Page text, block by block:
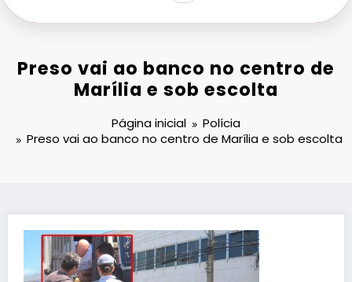
Preso vai ao banco no centro de
Marília e sob escolta
Página inicial
Polícia
Preso vai ao banco no centro de Marília e sob escolta